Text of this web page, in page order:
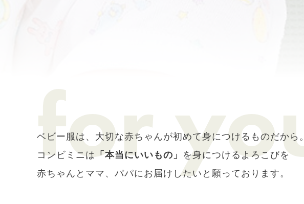
ベビー服は、大切な赤ちゃんが初めて身につけるものだから。
コンビミニは「本当にいいもの」 を身につけるよろこびを
赤ちゃんとママ、パパにお届けしたいと願っております。